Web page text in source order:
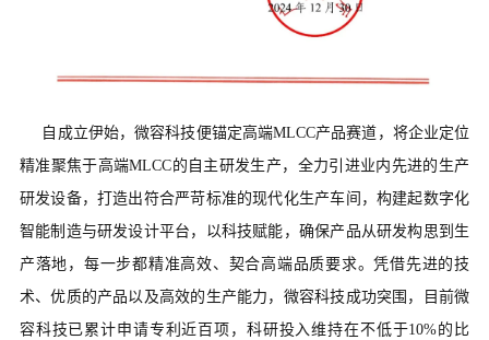
自成立伊始，微容科技便锚定高端MLCC产品赛道，将企业定位
精准聚焦于高端MLCC的自主研发生产，全力引进业内先进的生产
研发设备，打造出符合严苛标准的现代化生产车间，构建起数字化
智能制造与研发设计平台，以科技赋能，确保产品从研发构思到生
产落地，每一步都精准高效、契合高端品质要求。凭借先进的技
术、优质的产品以及高效的生产能力，微容科技成功突围，目前微
容科技已累计申请专利近百项，科研投入维持在不低于10%的比